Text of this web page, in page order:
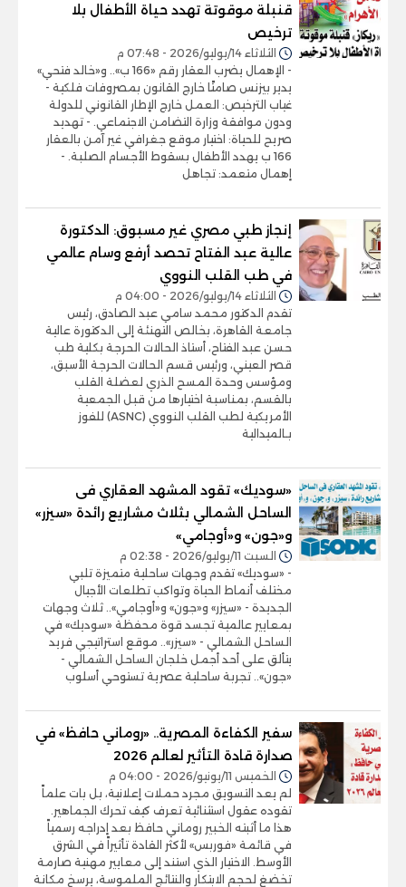
قنبلة موقوتة تهدد حياة الأطفال بلا
ترخيص
الثلاثاء 14/يوليو/2026 - 07:48 م
- الإهمال يضرب العقار رقم «166 ب».. و«خالد فتحي»
يدير بيزنس صامتًا خارج القانون بمصروفات فلكية -
غياب الترخيص: العمل خارج الإطار القانوني للدولة
ودون موافقة وزارة التضامن الاجتماعي. - تهديد
صريح للحياة: اختيار موقع جغرافي غير آمن بالعقار
166 ب يهدد الأطفال بسقوط الأجسام الصلبة. -
إهمال متعمد: تجاهل
إنجاز طبي مصري غير مسبوق: الدكتورة
عالية عبد الفتاح تحصد أرفع وسام عالمي
في طب القلب النووي
الثلاثاء 14/يوليو/2026 - 04:00 م
تقدم الدكتور محمد سامي عبد الصادق، رئيس
جامعة القاهرة، بخالص التهنئة إلى الدكتورة عالية
حسن عبد الفتاح، أستاذ الحالات الحرجة بكلية طب
قصر العيني، ورئيس قسم الحالات الحرجة الأسبق،
ومؤسس وحدة المسح الذري لعضلة القلب
بالقسم، بمناسبة اختيارها من قبل الجمعية
الأمريكية لطب القلب النووي (ASNC) للفوز
بـالميدالية
«سوديك» تقود المشهد العقاري فى
الساحل الشمالي بثلاث مشاريع رائدة «سيزر»
و«جون» و«أوجامي»
السبت 11/يوليو/2026 - 02:38 م
- «سوديك» تقدم وجهات ساحلية متميزة تلبي
مختلف أنماط الحياة وتواكب تطلعات الأجيال
الجديدة - «سيزر» و«جون» و«أوجامي».. ثلاث وجهات
بمعايير عالمية تجسد قوة محفظة «سوديك» في
الساحل الشمالي - «سيزر».. موقع استراتيجي فريد
يتألق على أحد أجمل خلجان الساحل الشمالي -
«جون».. تجربة ساحلية عصرية تستوحي أسلوب
سفير الكفاءة المصرية.. «روماني حافظ» في
صدارة قادة التأثير لعالم 2026
الخميس 11/يونيو/2026 - 04:00 م
لم يعد التسويق مجرد حملات إعلانية، بل بات علماً
تقوده عقول استثنائية تعرف كيف تحرك الجماهير.
هذا ما أثبته الخبير روماني حافظ بعد إدراجه رسمياً
في قائمة «فوربس» لأكثر القادة تأثيراً في الشرق
الأوسط. الاختيار الذي استند إلى معايير مهنية صارمة
تخضغ لحجم الابتكار والنتائج الملموسة، يرسخ مكانة